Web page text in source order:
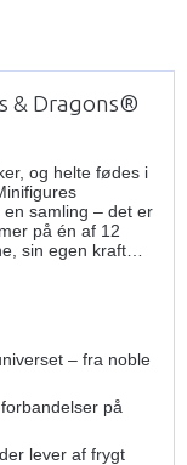
& Dragons®
og helte fødes i
samling – det er
på én af 12
sin egen kraft…
– fra noble
på
lever af frygt